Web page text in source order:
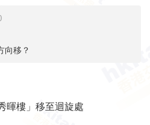
向移？
暉樓」 移至迴旋處